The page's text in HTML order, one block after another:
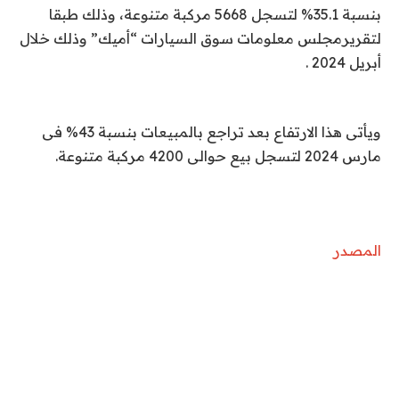
بنسبة 35.1% لتسجل 5668 مركبة متنوعة، وذلك طبقا
لتقريرمجلس معلومات سوق السيارات “أميك” وذلك خلال
أبريل 2024
.
ويأتى هذا الارتفاع بعد تراجع بالمبيعات بنسبة 43% فى
مارس 2024 لتسجل بيع حوالى 4200 مركبة متنوعة
.
المصدر